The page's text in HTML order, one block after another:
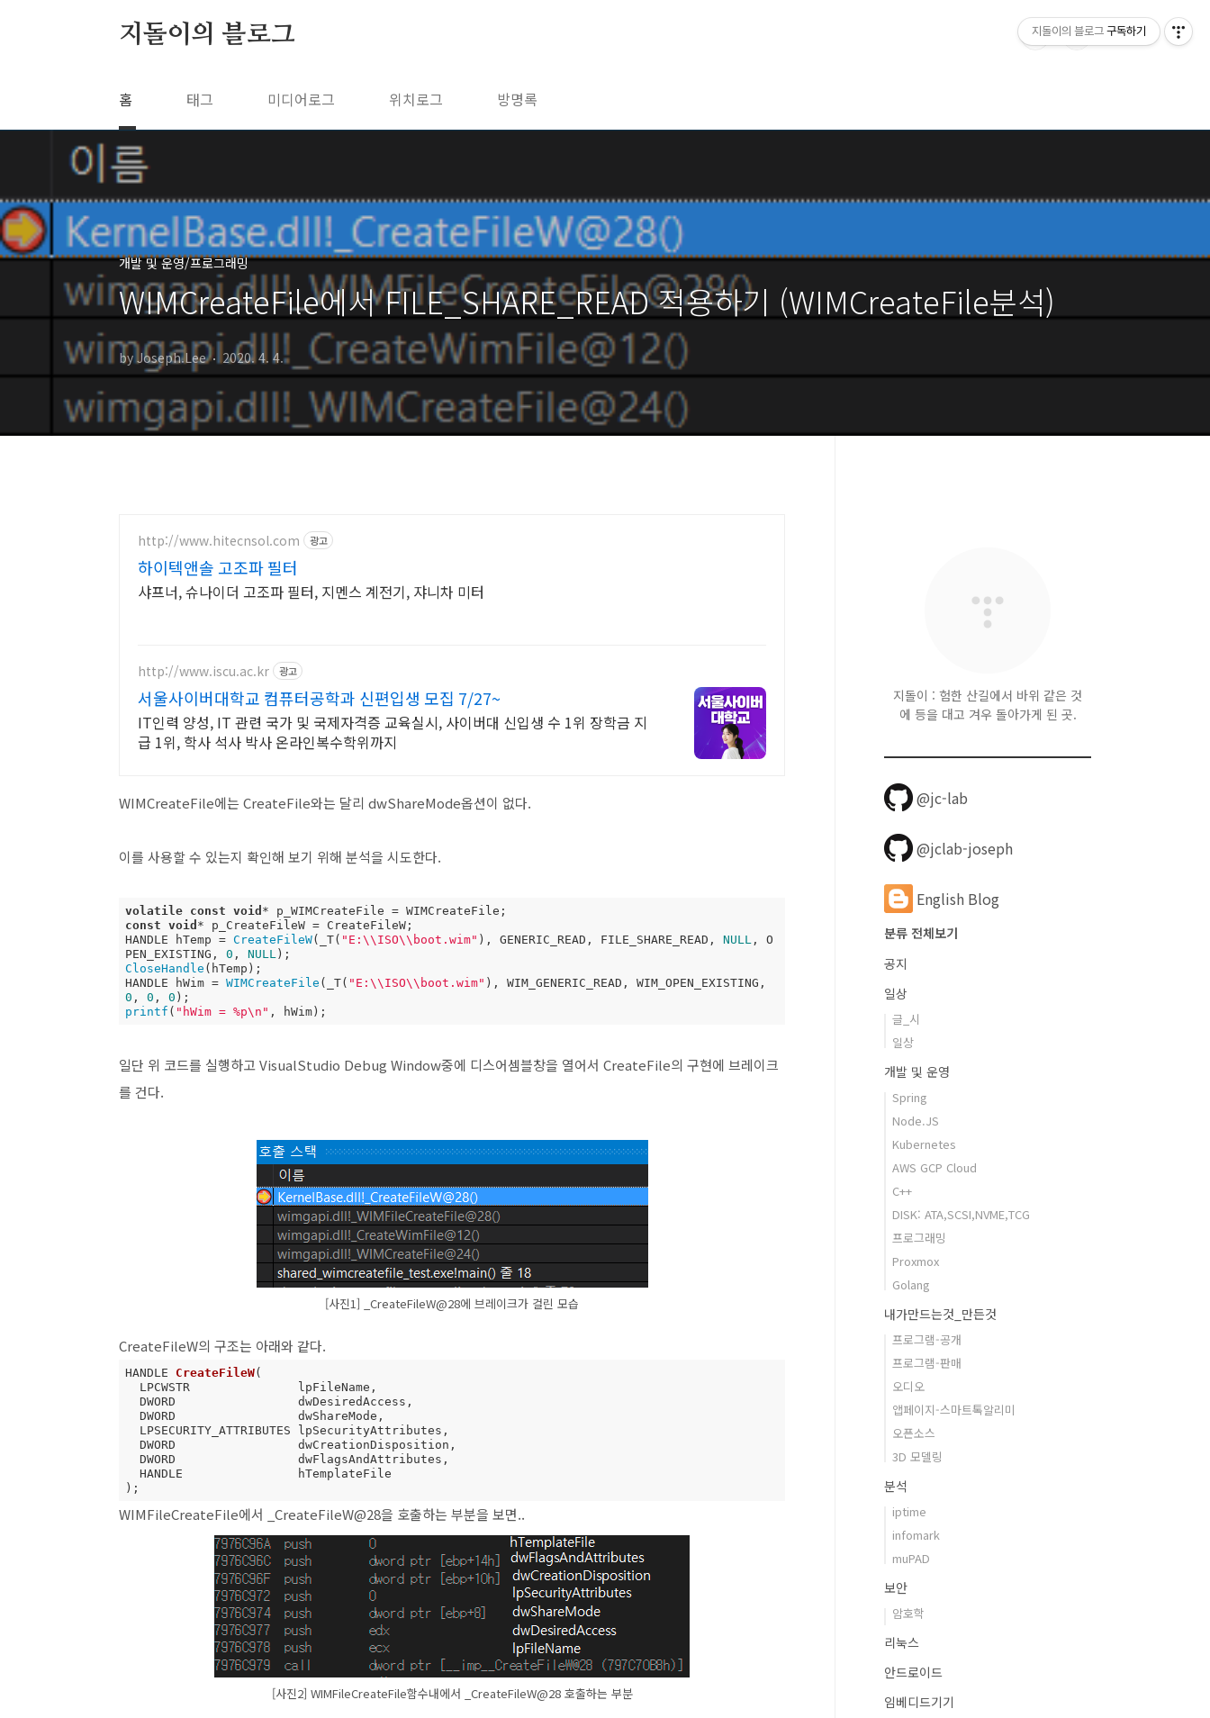
지돌이의 블로그
홈 태그 미디어로그 위치로그 방명록
개발 및 운영/프로그래밍
WIMCreateFile에서 FILE_SHARE_READ 적용하기 (WIMCreateFile분석)
by Joseph.Lee 2020. 4. 4.
http://www.hitecnsol.com 광고
하이텍앤솔 고조파 필터
샤프너, 슈나이더 고조파 필터, 지멘스 계전기, 쟈니차 미터
http://www.iscu.ac.kr 광고
서울사이버대학교 컴퓨터공학과 신편입생 모집 7/27~
IT인력 양성, IT 관련 국가 및 국제자격증 교육실시, 사이버대 신입생 수 1위 장학금 지
급 1위, 학사 석사 박사 온라인복수학위까지
WIMCreateFile에는 CreateFile와는 달리 dwShareMode옵션이 없다.
이를 사용할 수 있는지 확인해 보기 위해 분석을 시도한다.
volatile const void
const void * p_CreateFileW = CreateFileW;
HANDLE hTemp = CreateFileW(_T( "E:\\ISO\\boot.wim" ), GENERIC_READ, FILE_SHARE_READ, NULL , O
PEN_EXISTING, 0 , NULL
CloseHandle (hTemp);
HANDLE hWim = WIMCreateFile (_T( "E:\\ISO\\boot.wim"
0 , 0 , 0
printf ( "hWim = %p\n" , hWim);
일단 위 코드를 실행하고 VisualStudio Debug Window중에 디스어셈블창을 열어서 CreateFile의 구현에 브레이크
를 건다.
[사진1] _CreateFileW@28에 브레이크가 걸린 모습
CreateFileW의 구조는 아래와 같다.
HANDLE CreateFileW(
) ;
WIMFileCreateFile에서 _CreateFileW@28을 호출하는 부분을 보면..
[사진2] WIMFileCreateFile함수내에서 _CreateFileW@28 호출하는 부분
지돌이 : 험한 산길에서 바위 같은 것
에 등을 대고 겨우 돌아가게 된 곳.
@jc-lab
@jclab-joseph
English Blog
분류 전체보기
공지
일상
글_시
일상
개발 및 운영
Spring
Node.JS
Kubernetes
AWS GCP Cloud
C++
DISK: ATA,SCSI,NVME,TCG
프로그래밍
Proxmox
Golang
내가만드는것_만든것
프로그램-공개
프로그램-판매
오디오
앱페이지-스마트톡알리미
오픈소스
3D 모델링
분석
iptime
infomark
muPAD
보안
암호학
리눅스
안드로이드
임베디드기기
지돌이의 블로그 구독하기